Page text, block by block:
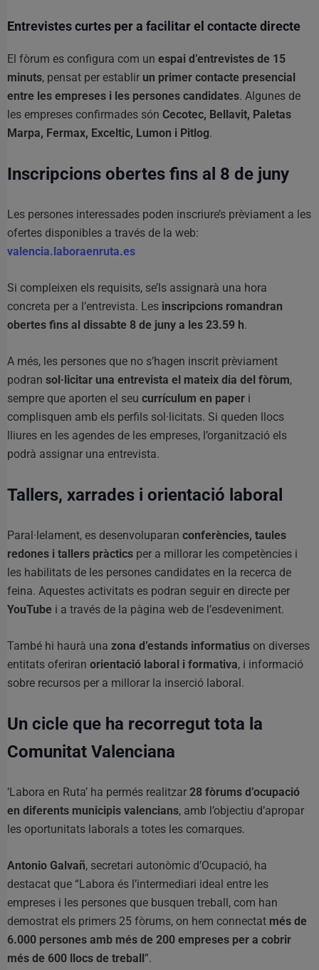
Entrevistes curtes per a facilitar el contacte directe
El fòrum es configura com un espai d’entrevistes de 15
minuts, pensat per establir un primer contacte presencial
entre les empreses i les persones candidates. Algunes de
les empreses confirmades són Cecotec, Bellavit, Paletas
Marpa, Fermax, Exceltic, Lumon i Pitlog.
Inscripcions obertes fins al 8 de juny
Les persones interessades poden inscriure’s prèviament a les
ofertes disponibles a través de la web:
valencia.laboraenruta.es
Si compleixen els requisits, se’ls assignarà una hora
concreta per a l’entrevista. Les inscripcions romandran
obertes fins al dissabte 8 de juny a les 23.59 h.
A més, les persones que no s’hagen inscrit prèviament
podran sol·licitar una entrevista el mateix dia del fòrum,
sempre que aporten el seu currículum en paper i
complisquen amb els perfils sol·licitats. Si queden llocs
lliures en les agendes de les empreses, l’organització els
podrà assignar una entrevista.
Tallers, xarrades i orientació laboral
Paral·lelament, es desenvoluparan conferències, taules
redones i tallers pràctics per a millorar les competències i
les habilitats de les persones candidates en la recerca de
feina. Aquestes activitats es podran seguir en directe per
YouTube i a través de la pàgina web de l’esdeveniment.
També hi haurà una zona d’estands informatius on diverses
entitats oferiran orientació laboral i formativa, i informació
sobre recursos per a millorar la inserció laboral.
Un cicle que ha recorregut tota la
Comunitat Valenciana
‘Labora en Ruta’ ha permés realitzar 28 fòrums d’ocupació
en diferents municipis valencians, amb l’objectiu d’apropar
les oportunitats laborals a totes les comarques.
Antonio Galvañ, secretari autonòmic d’Ocupació, ha
destacat que “Labora és l’intermediari ideal entre les
empreses i les persones que busquen treball, com han
demostrat els primers 25 fòrums, on hem connectat més de
6.000 persones amb més de 200 empreses per a cobrir
més de 600 llocs de treball”.